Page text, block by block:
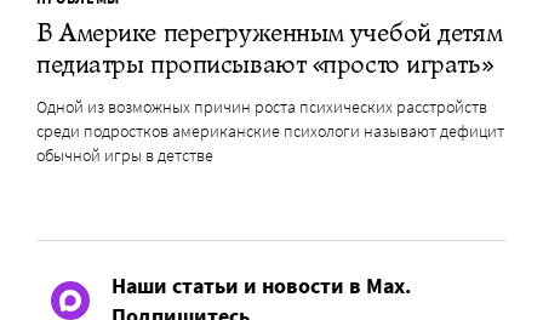
В Америке перегруженным учебой детям
педиатры прописывают «просто играть»
Одной из возможных причин роста психических расстройств
среди подростков американские психологи называют дефицит
обычной игры в детстве
Наши статьи и новости в Max.